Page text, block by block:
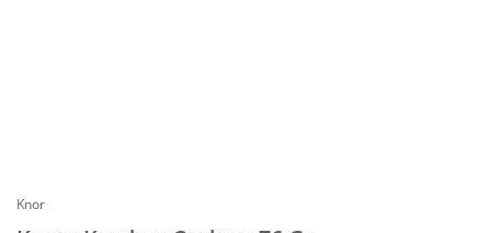
Knor